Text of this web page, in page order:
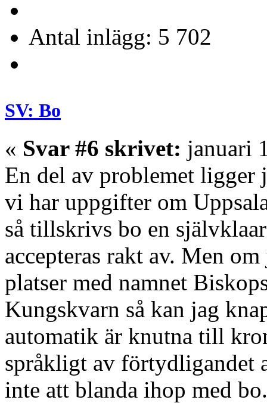
Antal inlägg: 5 702
SV: Bo
« Svar #6 skrivet: januari
En del av problemet ligger
vi har uppgifter om
så tillskrivs bo en
accepteras rakt av. Men
platser med namnet
Kungskvarn så kan jag
automatik är knutna till
språkligt av förtydligandet
inte att blanda ihop med